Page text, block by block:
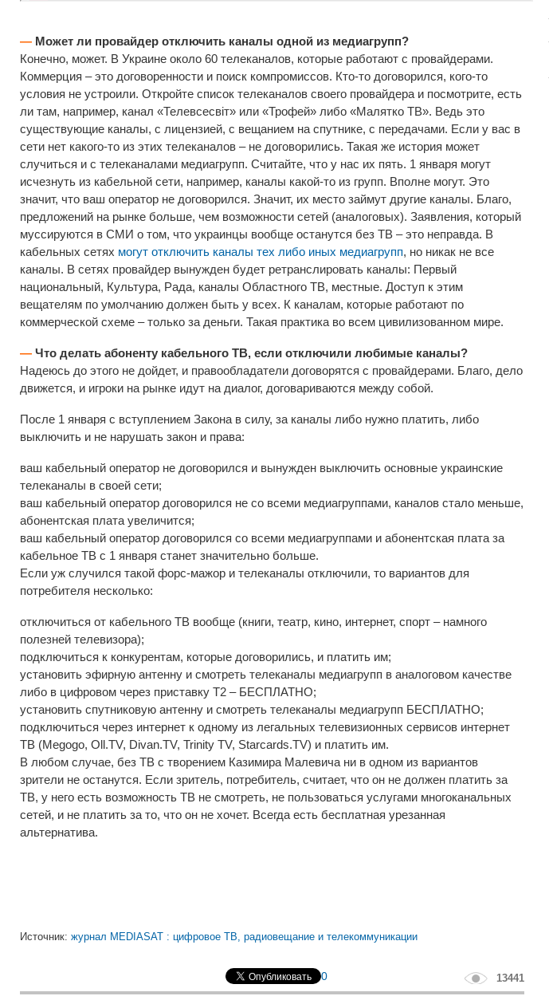
— Может ли провайдер отключить каналы одной из медиагрупп?
Конечно, может. В Украине около 60 телеканалов, которые работают с провайдерами.
Коммерция – это договоренности и поиск компромиссов. Кто-то договорился, кого-то
условия не устроили. Откройте список телеканалов своего провайдера и посмотрите, есть
ли там, например, канал «Телевсесвіт» или «Трофей» либо «Малятко ТВ». Ведь это
существующие каналы, с лицензией, с вещанием на спутнике, с передачами. Если у вас в
сети нет какого-то из этих телеканалов – не договорились. Такая же история может
случиться и с телеканалами медиагрупп. Считайте, что у нас их пять. 1 января могут
исчезнуть из кабельной сети, например, каналы какой-то из групп. Вполне могут. Это
значит, что ваш оператор не договорился. Значит, их место займут другие каналы. Благо,
предложений на рынке больше, чем возможности сетей (аналоговых). Заявления, который
муссируются в СМИ о том, что украинцы вообще останутся без ТВ – это неправда. В
кабельных сетях могут отключить каналы тех либо иных медиагрупп, но никак не все
каналы. В сетях провайдер вынужден будет ретранслировать каналы: Первый
национальный, Культура, Рада, каналы Областного ТВ, местные. Доступ к этим
вещателям по умолчанию должен быть у всех. К каналам, которые работают по
коммерческой схеме – только за деньги. Такая практика во всем цивилизованном мире.
— Что делать абоненту кабельного ТВ, если отключили любимые каналы?
Надеюсь до этого не дойдет, и правообладатели договорятся с провайдерами. Благо, дело
движется, и игроки на рынке идут на диалог, договариваются между собой.
После 1 января с вступлением Закона в силу, за каналы либо нужно платить, либо
выключить и не нарушать закон и права:
ваш кабельный оператор не договорился и вынужден выключить основные украинские
телеканалы в своей сети;
ваш кабельный оператор договорился не со всеми медиагруппами, каналов стало меньше,
абонентская плата увеличится;
ваш кабельный оператор договорился со всеми медиагруппами и абонентская плата за
кабельное ТВ с 1 января станет значительно больше.
Если уж случился такой форс-мажор и телеканалы отключили, то вариантов для
потребителя несколько:
отключиться от кабельного ТВ вообще (книги, театр, кино, интернет, спорт – намного
полезней телевизора);
подключиться к конкурентам, которые договорились, и платить им;
установить эфирную антенну и смотреть телеканалы медиагрупп в аналоговом качестве
либо в цифровом через приставку Т2 – БЕСПЛАТНО;
установить спутниковую антенну и смотреть телеканалы медиагрупп БЕСПЛАТНО;
подключиться через интернет к одному из легальных телевизионных сервисов интернет
ТВ (Megogo, Oll.TV, Divan.TV, Trinity TV, Starcards.TV) и платить им.
В любом случае, без ТВ с творением Казимира Малевича ни в одном из вариантов
зрители не останутся. Если зритель, потребитель, считает, что он не должен платить за
ТВ, у него есть возможность ТВ не смотреть, не пользоваться услугами многоканальных
сетей, и не платить за то, что он не хочет. Всегда есть бесплатная урезанная
альтернатива.
Источник: журнал MEDIASAT : цифровое ТВ, радиовещание и телекоммуникации
0 13441